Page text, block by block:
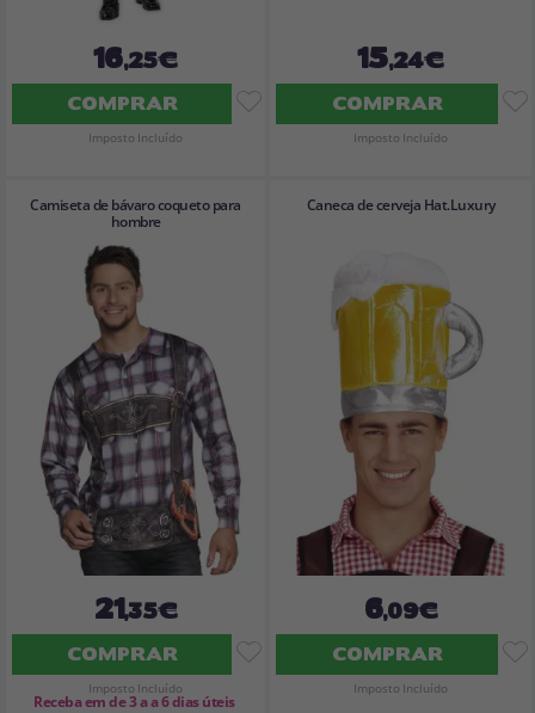
16,25€
COMPRAR
Imposto Incluído
15,24€
COMPRAR
Imposto Incluído
Camiseta de bávaro coqueto para
hombre
21,35€
COMPRAR
Imposto Incluído
Receba em de 3 a a 6 dias úteis
Caneca de cerveja Hat.Luxury
6,09€
COMPRAR
Imposto Incluído